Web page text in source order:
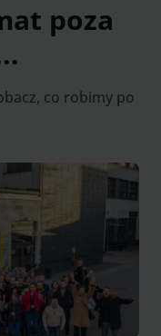
poza
co robimy po